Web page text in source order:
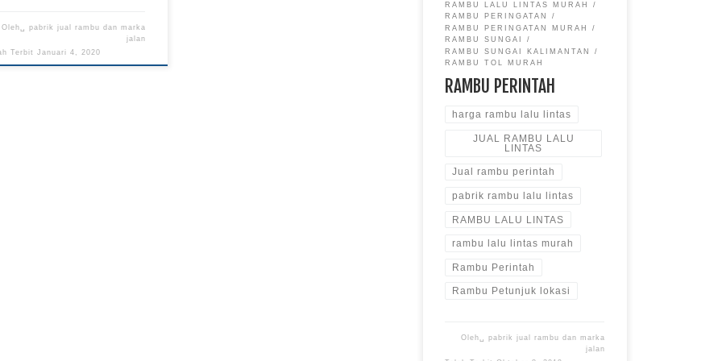
Oleh␣ pabrik jual rambu dan marka
jalan
TerbitJanuari 4, 2020
RAMBU LALU LINTAS MURAH
RAMBU PERINGATAN
RAMBU PERINGATAN MURAH
RAMBU SUNGAI
RAMBU SUNGAI KALIMANTAN
RAMBU TOL MURAH
RAMBU PERINTAH
harga rambu lalu lintas
JUAL RAMBU LALU
LINTAS
Jual rambu perintah
pabrik rambu lalu lintas
RAMBU LALU LINTAS
rambu lalu lintas murah
Rambu Perintah
Rambu Petunjuk lokasi
Oleh␣ pabrik jual rambu dan marka
jalan